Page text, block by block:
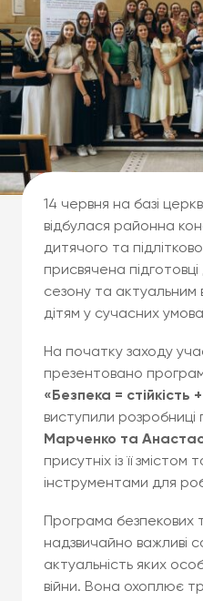
14 червня на базі
відбулася районна
дитячого та
присвячена
сезону та актуальним
дітям у сучасних
На початку заходу
презентовано
«Безпека = стійкість
виступили розробниці
Марченко та
присутніх із її
інструментами для
Програма безпекових
надзвичайно важливі
актуальність яких
війни. Вона охоплює